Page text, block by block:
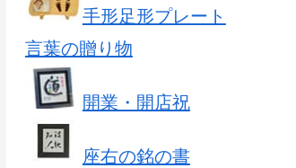
手形足形プレート
言葉の贈り物
開業・開店祝
座右の銘の書